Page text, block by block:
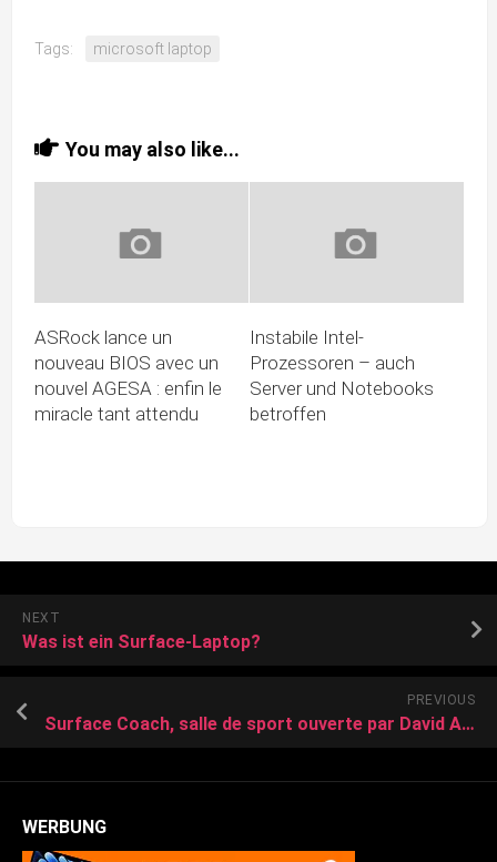
Tags: microsoft laptop
You may also like...
ASRock lance un
nouveau BIOS avec un
nouvel AGESA : enfin le
miracle tant attendu
Instabile Intel-
Prozessoren – auch
Server und Notebooks
betroffen
NEXT
Was ist ein Surface-Laptop?
PREVIOUS
Surface Coach, salle de sport ouverte par David Andrieu est la seule en centre-ville de Vannes
WERBUNG